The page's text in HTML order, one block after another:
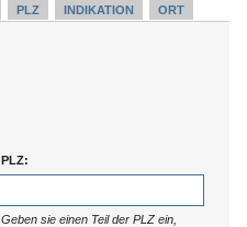
PLZ INDIKATION ORT
PLZ:
Geben sie einen Teil der PLZ ein,